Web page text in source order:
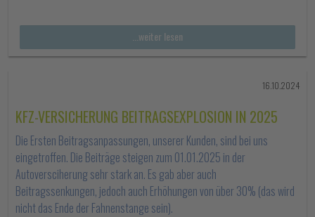
...weiter lesen
16.10.2024
KFZ-VERSICHERUNG BEITRAGSEXPLOSION IN 2025
Die Ersten Beitragsanpassungen, unserer Kunden, sind bei uns
eingetroffen. Die Beiträge steigen zum 01.01.2025 in der
Autoversciherung sehr stark an. Es gab aber auch
Beitragssenkungen, jedoch auch Erhöhungen von über 30% (das wird
nicht das Ende der Fahnenstange sein).